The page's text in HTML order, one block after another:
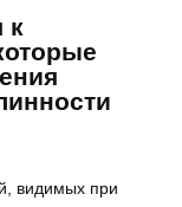
к
видимых при